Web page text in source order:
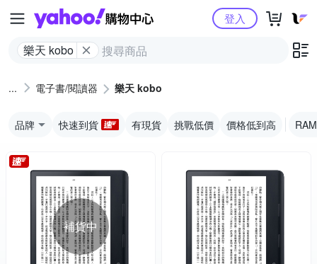
Yahoo購物中心
樂天 kobo
登入
電子書/閱讀器 樂天 kobo
品牌 快速到貨 有現貨 挑戰低價 價格低到高 RAM
補貨中